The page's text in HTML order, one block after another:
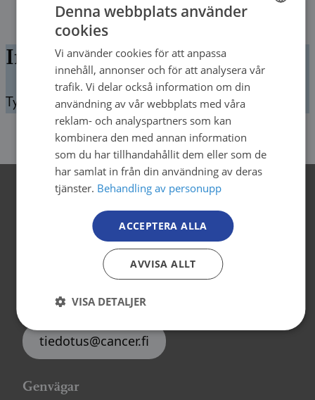
Ingenting hittades
Tyvärr, vi kunde inte hitta det du letade efter.
Cancerorganisationerna
Backasgatan 2, 4.våning
00500 Helsingfors
tel. 09 135 331
tiedotus@cancer.fi
Genvägar
ENGLISH
Denna webbplats använder
cookies
Vi använder cookies för att anpassa
innehåll, annonser och för att analysera vår
trafik. Vi delar också information om din
användning av vår webbplats med våra
reklam- och analyspartners som kan
kombinera den med annan information
som du har tillhandahållit dem eller som de
har samlat in från din användning av deras
tjänster. Behandling av personupp
ACCEPTERA ALLA
AVVISA ALLT
VISA DETALJER